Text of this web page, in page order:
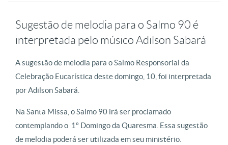
Sugestão de melodia para o Salmo 90 é
interpretada pelo músico Adilson Sabará
A sugestão de melodia para o Salmo Responsorial da
Celebração Eucarística deste domingo, 10, foi interpretada
por Adilson Sabará.
Na Santa Missa, o Salmo 90 irá ser proclamado
contemplando o 1º Domingo da Quaresma. Essa sugestão
de melodia poderá ser utilizada em seu ministério.